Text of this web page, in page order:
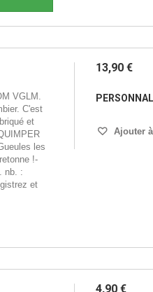
VGLM.
C'est
et
les
!-
nb. :
et
13,90 €
Ajouter
4,90 €